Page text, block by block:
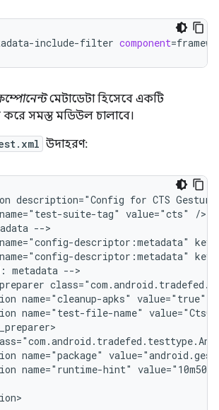
include-filter component=
মেটাডেটা হিসেবে একটি
করে সমস্ত মডিউল চালাবে।
উদাহরণ:
description="Config for CTS Gesture
name="test-suite-tag" value="cts"
name="config-descriptor:metadata"
name="config-descriptor:metadata"
metadata
name="cleanup-apks" value="true"
name="test-file-name"
name="package"
name="runtime-hint" value="10m50s"